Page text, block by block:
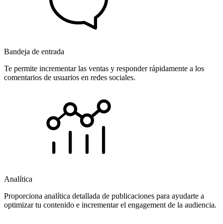
Bandeja de entrada
Te permite incrementar las ventas y responder rápidamente a los
comentarios de usuarios en redes sociales.
Analítica
Proporciona analítica detallada de publicaciones para ayudarte a
optimizar tu contenido e incrementar el engagement de la audiencia.